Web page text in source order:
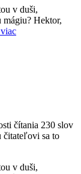
v duši,
mágiu? Hektor,
čítania 230 slov
čitateľovi sa to
v duši,